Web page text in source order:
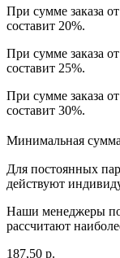
При сумме заказа
составит 20%.
При сумме заказа
составит 25%.
При сумме заказа
составит 30%.
Минимальная сумма
Для постоянных
действуют
Наши менеджеры
рассчитают
187,50 р.